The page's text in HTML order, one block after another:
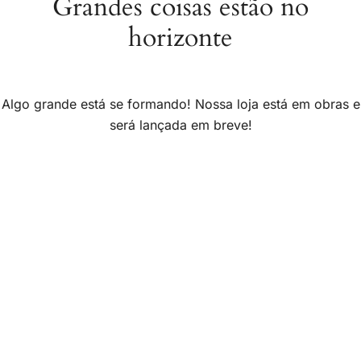
Grandes coisas estão no
horizonte
Algo grande está se formando! Nossa loja está em obras e
será lançada em breve!